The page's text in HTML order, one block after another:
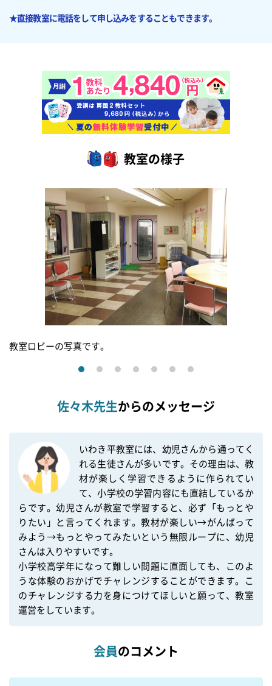
★直接教室に電話をして申し込みをすることもできます。
教室の様子
教室ロビーの写真です。
佐々木先生からのメッセージ
いわき平教室には、幼児さんから通ってく
れる生徒さんが多いです。その理由は、教
材が楽しく学習できるように作られてい
て、小学校の学習内容にも直結しているか
らです。幼児さんが教室で学習すると、必ず「もっとや
りたい」と言ってくれます。教材が楽しい→がんばって
みよう→もっとやってみたいという無限ループに、幼児
さんは入りやすいです。
小学校高学年になって難しい問題に直面しても、このよ
うな体験のおかげでチャレンジすることができます。こ
のチャレンジする力を身につけてほしいと願って、教室
会員のコメント